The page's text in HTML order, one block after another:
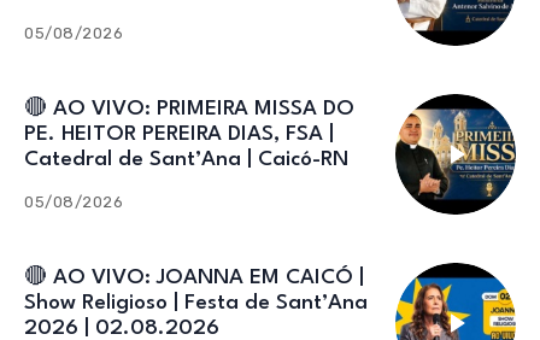
05/08/2026
🔴 AO VIVO: PRIMEIRA MISSA DO
PE. HEITOR PEREIRA DIAS, FSA |
Catedral de Sant’Ana | Caicó-RN
05/08/2026
🔴 AO VIVO: JOANNA EM CAICÓ |
Show Religioso | Festa de Sant’Ana
2026 | 02.08.2026